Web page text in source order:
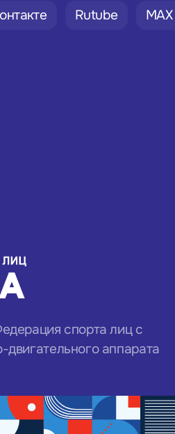
Rutube MAX
спорта лиц с
аппарата